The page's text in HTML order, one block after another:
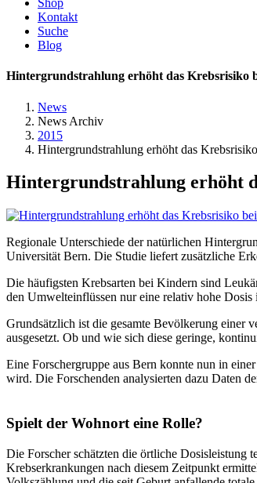
Shop
Kontakt
Suche
Blog
Hintergrundstrahlung erhöht das Krebsrisiko
News
News Archiv
2015
Hintergrundstrahlung erhöht das
Hintergrundstrahlung erhöht
Regionale Unterschiede der natürlichen
Universität Bern. Die Studie liefert zusätzliche
Die häufigsten Krebsarten bei Kindern sind
den Umwelteinflüssen nur eine relativ hohe
Grundsätzlich ist die gesamte Bevölkerung einer
ausgesetzt. Ob und wie sich diese geringe,
Eine Forschergruppe aus Bern konnte nun in
wird. Die Forschenden analysierten dazu Daten
Spielt der Wohnort eine Rolle?
Die Forscher schätzten die örtliche Dosisleistung
Krebserkrankungen nach diesem Zeitpunkt